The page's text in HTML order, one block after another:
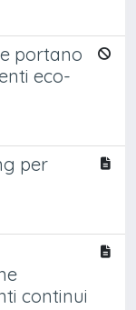
portano
eco-
per
continui